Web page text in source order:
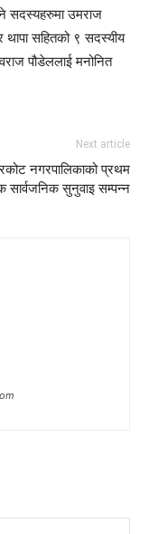
सदस्यहरुमा उमराज
सहितको ९ सदस्यीय
पौडेललाई मनोनित
Next article
नगरपालिकाको प्रथम
सार्वजनिक सुनुवाइ सम्पन्न